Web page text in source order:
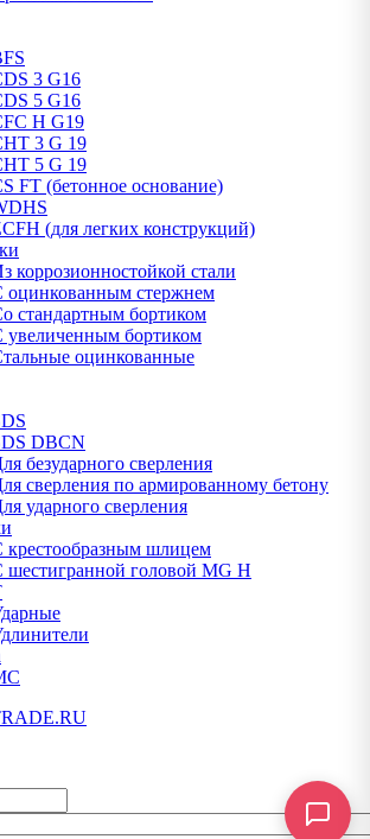
3 G16
5 G16
H G19
3 G 19
5 G 19
FT (бетонное основание)
(для легких конструкций)
коррозионностойкой стали
оцинкованным стержнем
стандартным бортиком
увеличенным бортиком
оцинкованные
DBCN
безударного сверления
сверления по армированному бетону
ударного сверления
крестообразным шлицем
шестигранной головой MG H